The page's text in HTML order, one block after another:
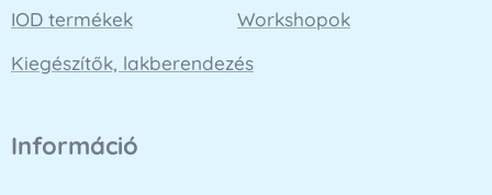
IOD termékek
Workshopok
Kiegészítők, lakberendezés
Információ